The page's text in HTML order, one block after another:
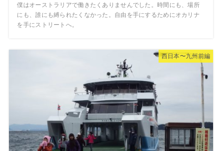
僕はオーストラリアで働きたくありませんでした。時間にも、場所
にも、誰にも縛られたくなかった。自由を手にするためにオカリナ
を手にストリートへ。
西日本〜九州前編